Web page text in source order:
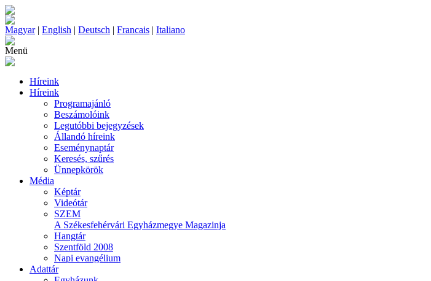
Magyar| English | Deutsch | Francais | Italiano
Menü
Híreink
Híreink
Programajánló
Beszámolóink
Legutóbbi bejegyzések
Állandó híreink
Eseménynaptár
Keresés, szűrés
Ünnepkörök
Média
Képtár
Videótár
SZEM
A Székesfehérvári Egyházmegye Magazinja
Hangtár
Szentföld 2008
Napi evangélium
Adattár